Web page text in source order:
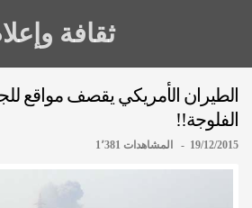
ثقافة
الطيران الأمريكي يقصف مواقع
الفلوجة!!
19/12/2015 - المشاهدات 1٬381